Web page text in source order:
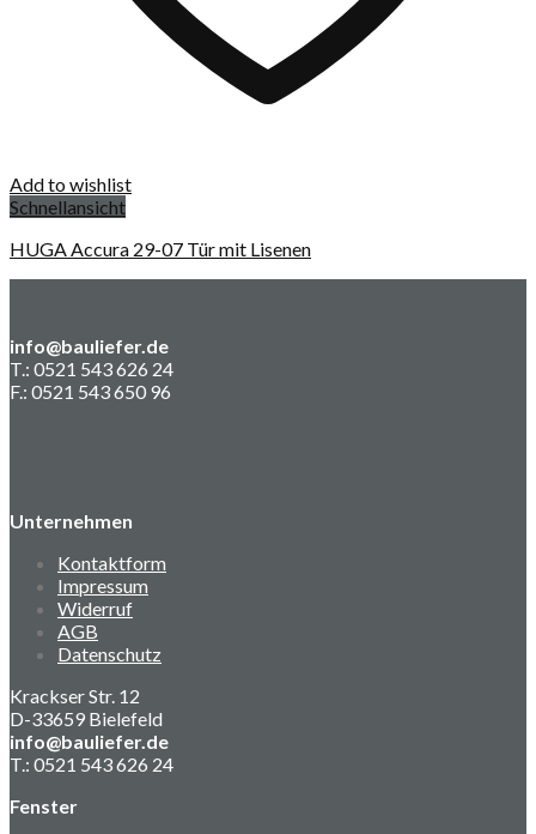
Add to wishlist
Schnellansicht
HUGA Accura 29-07 Tür mit Lisenen
info@bauliefer.de
T.: 0521 543 626 24
F.: 0521 543 650 96
Unternehmen
Kontaktform
Impressum
Widerruf
AGB
Datenschutz
Krackser Str. 12
D-33659 Bielefeld
info@bauliefer.de
T.: 0521 543 626 24
Fenster